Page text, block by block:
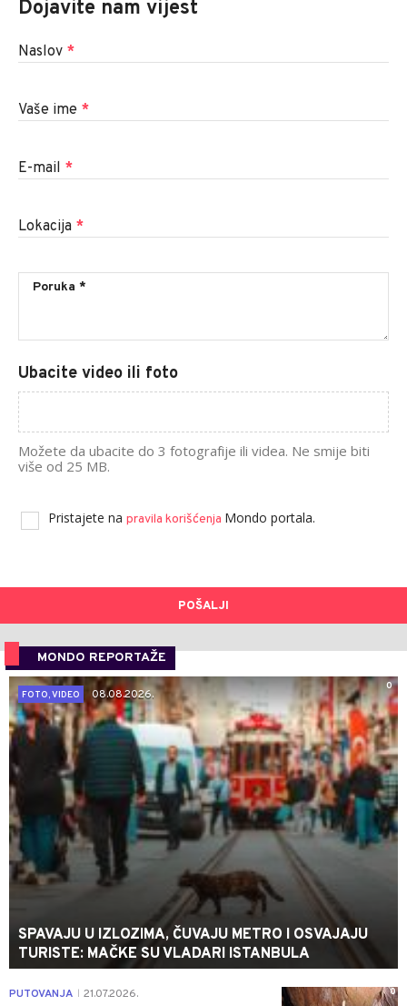
Dojavite nam vijest
Naslov *
Vaše ime *
E-mail *
Lokacija *
Ubacite video ili foto
Možete da ubacite do 3 fotografije ili videa. Ne smije biti
više od 25 MB.
Pristajete na pravila korišćenja Mondo portala.
POŠALJI
MONDO REPORTAŽE
0
FOTO, VIDEO
08.08.2026.
SPAVAJU U IZLOZIMA, ČUVAJU METRO I OSVAJAJU
TURISTE: MAČKE SU VLADARI ISTANBULA
0
PUTOVANJA 21.07.2026.